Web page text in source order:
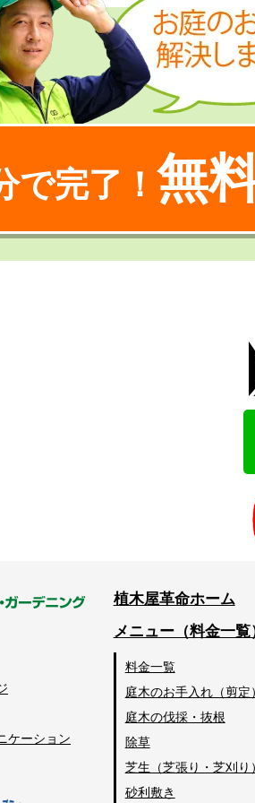
で完了！ 無
ケーション
植木屋革命ホーム
メニュー（料金一覧
料金一覧
庭木のお手入れ（剪定）
庭木の伐採・抜根
除草
芝生（芝張り・芝刈り）
砂利敷き